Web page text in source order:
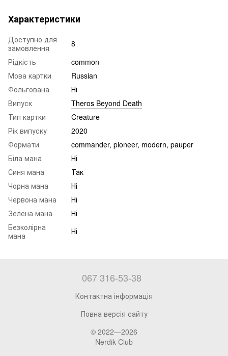
Характеристики
Доступно для
замовлення
8
Рідкість
common
Мова картки
Russian
Фольгована
Ні
Випуск
Theros Beyond Death
Тип картки
Creature
Рік випуску
2020
Формати
commander, pioneer, modern, pauper
Біла мана
Ні
Синя мана
Так
Чорна мана
Ні
Червона мана
Ні
Зелена мана
Ні
Безколірна
мана
Ні
067 316-53-38
Контактна інформація
Повна версія сайту
© 2022—2026
Nerdik Club